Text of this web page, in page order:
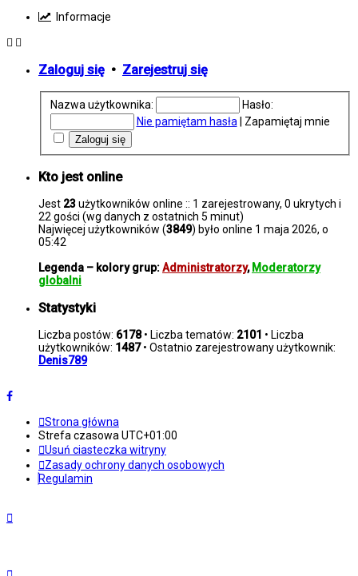
Informacje
Zaloguj się • Zarejestruj się
Nazwa użytkownika:
Hasło:
Nie pamiętam hasła
Zapamiętaj mnie
Kto jest online
Jest 23użytkowników online :: 1 zarejestrowany, 0 ukrytych i
22 gości (wg danych z ostatnich 5 minut)
Najwięcej użytkowników (3849) było online 1 maja 2026, o
05:42
Legenda – kolory grup:Administratorzy, Moderatorzy
globalni
Statystyki
Liczba postów: 6178• Liczba tematów: 2101 • Liczba
użytkowników: 1487• Ostatnio zarejestrowany użytkownik:
Denis789
Strona główna
Strefa czasowa UTC+01:00
Usuń ciasteczka witryny
Zasady ochrony danych osobowych
Regulamin